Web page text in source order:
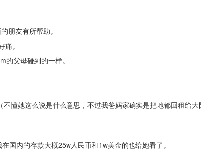
朋友有所帮助。
。
父母碰到的一样。
懂她这么说是什么意思，不过我爸妈家确实是把地都回租给大
国内的存款大概25w人民币和1w美金的也给她看了。